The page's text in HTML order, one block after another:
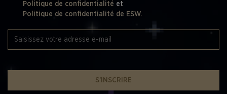
Politique de confidentialité et
Politique de confidentialité de ESW.
S’INSCRIRE